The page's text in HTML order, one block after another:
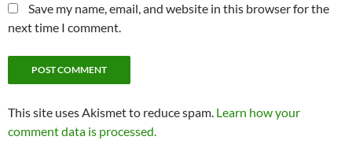
Save my name, email, and website in this browser for the
next time I comment.
This site uses Akismet to reduce spam. Learn how your
comment data is processed.